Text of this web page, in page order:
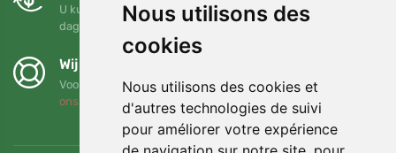
Nous utilisons des
cookies
Nous utilisons des cookies et
d'autres technologies de suivi
pour améliorer votre expérience
U kunt uw bestelling op elk gewenst moment binnen 90
dagen retourneren of ruilen
Wij steunen Trees.org
Voor elke bestelling planten we een boom! Lees meer
ons